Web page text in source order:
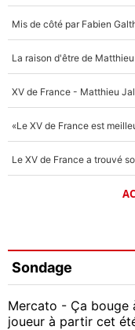
Sondage
Mercato - Ça bouge
joueur à partir cet